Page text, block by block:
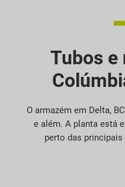
Tubos e
O armazém em Delta,
e além. A planta está
perto das